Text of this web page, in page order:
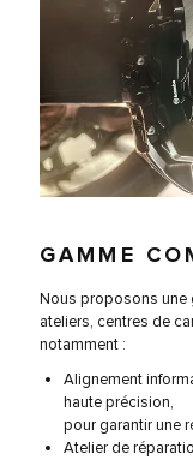
GAMME
Nous proposons une
ateliers, centres de
notamment :
Alignement
haute précision,
pour garantir une
Atelier de